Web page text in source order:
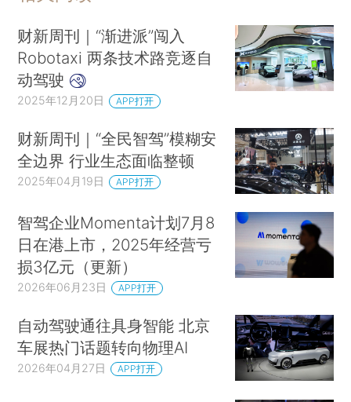
财新周刊｜“渐进派”闯入
Robotaxi 两条技术路竞逐自
动驾驶
2025年12月20日 APP打开
财新周刊｜“全民智驾”模糊安
全边界 行业生态面临整顿
2025年04月19日 APP打开
智驾企业Momenta计划7月8
日在港上市，2025年经营亏
损3亿元（更新）
2026年06月23日 APP打开
自动驾驶通往具身智能 北京
车展热门话题转向物理AI
2026年04月27日 APP打开